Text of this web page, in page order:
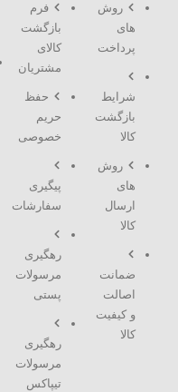
روش
های
پرداخت
شرایط
بازگشت
کالا
روش
های
ارسال
کالا
ضمانت
اصالت
و کیفیت
کالا
فرم
بازگشت
کالای
مشتریان
حفظ
حریم
خصوصی
پیگیری
سفارشات
رهگیری
مرسولات
پستی
رهگیری
مرسولات
تیپاکس